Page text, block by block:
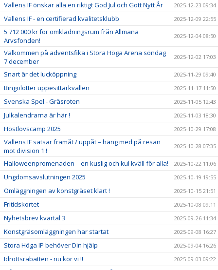
Vallens IF önskar alla en riktigt God Jul och Gott Nytt År 2025-12-23 09:34
Vallens IF - en certifierad kvalitetsklubb 2025-12-09 22:55
5 712 000 kr för omklädningsrum från Allmäna
Arvsfonden!
2025-12-04 08:50
Välkommen på adventsfika i Stora Höga Arena söndag
7 december
2025-12-02 17:03
Snart är det lucköppning 2025-11-29 09:40
Bingolotter uppesittarkvällen 2025-11-17 11:50
Svenska Spel - Gräsroten 2025-11-05 12:43
Julkalendrarna är här ! 2025-11-03 18:30
Höstlovscamp 2025 2025-10-29 17:08
Vallens IF satsar framåt / uppåt – häng med på resan
mot division 1 !
2025-10-28 07:35
Halloweenpromenaden – en kuslig och kul kväll för alla! 2025-10-22 11:06
Ungdomsavslutningen 2025 2025-10-19 19:55
Omläggningen av konstgräset klart ! 2025-10-15 21:51
Fritidskortet 2025-10-08 09:11
Nyhetsbrev kvartal 3 2025-09-26 11:34
Konstgräsomläggningen har startat 2025-09-08 16:27
Stora Höga IP behöver Din hjälp 2025-09-04 16:26
Idrottsrabatten - nu kör vi !! 2025-09-03 09:22